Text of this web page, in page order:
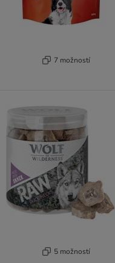
7 možností
5 možností